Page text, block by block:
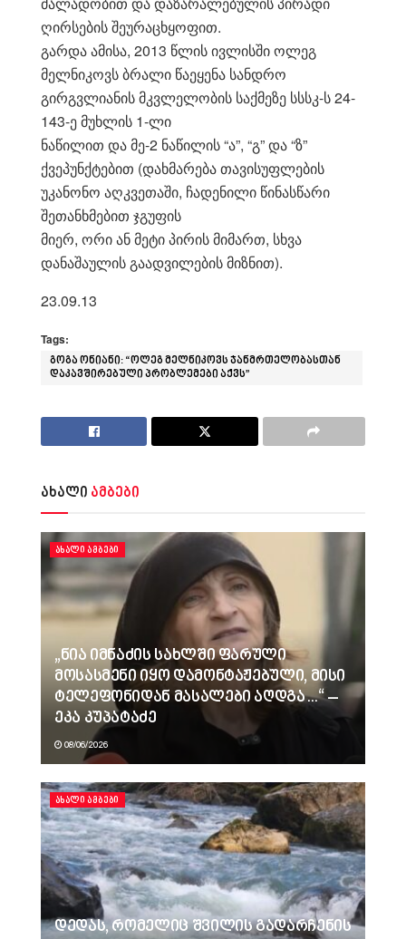
ღირსების შეურაცხყოფით.
გარდა ამისა, 2013 წლის ივლისში ოლეგ
მელნიკოვს ბრალი წაეყენა სანდრო
გირგვლიანის მკვლელობის საქმეზე სსსკ-ს 24-
143-ე მუხლის 1-ლი
ნაწილით და მე-2 ნაწილის “ა”, “გ” და “ზ”
ქვეპუნქტებით (დახმარება თავისუფლების
უკანონო აღკვეთაში, ჩადენილი წინასწარი
შეთანხმებით ჯგუფის
მიერ, ორი ან მეტი პირის მიმართ, სხვა
დანაშაულის გაადვილების მიზნით).
23.09.13
Tags:
გოგა ონიანი: “ოლეგ მელნიკოვს ჯანმრთელობასთან
დაკავშირებული პრობლემები აქვს”
ახალი ამბები
ᲐᲮᲐᲚᲘ ᲐᲛᲑᲔᲑᲘ
„ნია იმნაძის სახლში ფარული
მოსასმენი იყო დამონტაჟებული, მისი
ტელეფონიდან მასალები აღდგა…“ –
ეკა კუპატაძე
08/06/2026
ᲐᲮᲐᲚᲘ ᲐᲛᲑᲔᲑᲘ
დედას, რომელიც შვილის გადარჩენის